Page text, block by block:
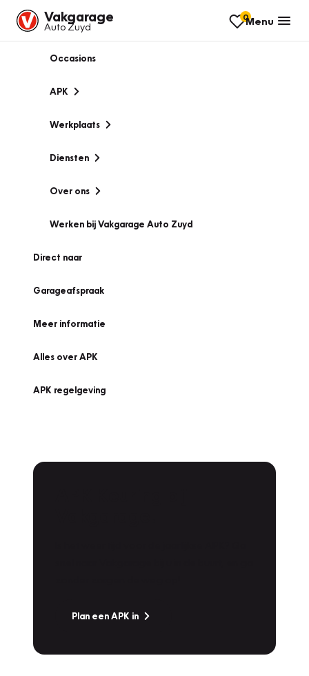
Vakgarage
Auto Zuyd
0Menu
Occasions
APK
Werkplaats
Diensten
Over ons
Werken bij Vakgarage Auto Zuyd
Direct naar
Garageafspraak
Meer informatie
Alles over APK
APK regelgeving
Plan een APK in